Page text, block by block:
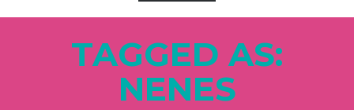
TAGGED AS:
NENES